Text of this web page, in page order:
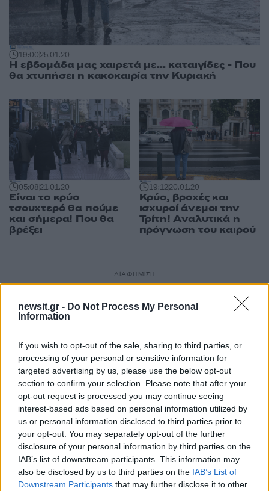
newsit.gr - Do Not Process My Personal
Information
If you wish to opt-out of the sale, sharing to third parties, or
processing of your personal or sensitive information for
targeted advertising by us, please use the below opt-out
section to confirm your selection. Please note that after your
opt-out request is processed you may continue seeing
interest-based ads based on personal information utilized by
us or personal information disclosed to third parties prior to
your opt-out. You may separately opt-out of the further
disclosure of your personal information by third parties on the
IAB’s list of downstream participants. This information may
also be disclosed by us to third parties on the IAB’s List of
Downstream Participants that may further disclose it to other
19:0025.01.20
Η εβδομάδα μας χαιρετά με... καταιγίδες - Που
θα χτυπήσει η κακοκαιρία την Κυριακή
05:0821.01.20
Είναι το κρύο
τσουχτερό θα πούμε
και σήμερα! Που θα
βρέξει
19:1220.01.20
Κρύο, βροχές και
ισχυροί άνεμοι την
Τρίτη! Αναλυτικά η
πρόγνωση του καιρού
ΔΙΑΦΗΜΙΣΗ